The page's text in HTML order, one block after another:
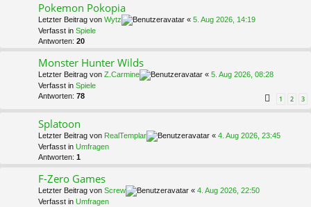
Pokemon Pokopia
Letzter Beitrag von Wytz « 5. Aug 2026, 14:19
Verfasst in Spiele
Antworten: 20
Monster Hunter Wilds
Letzter Beitrag von Z.Carmine « 5. Aug 2026, 08:28
Verfasst in Spiele
Antworten: 78 1 2 3
Splatoon
Letzter Beitrag von RealTemplar « 4. Aug 2026, 23:45
Verfasst in Umfragen
Antworten: 1
F-Zero Games
Letzter Beitrag von Screw « 4. Aug 2026, 22:50
Verfasst in Umfragen